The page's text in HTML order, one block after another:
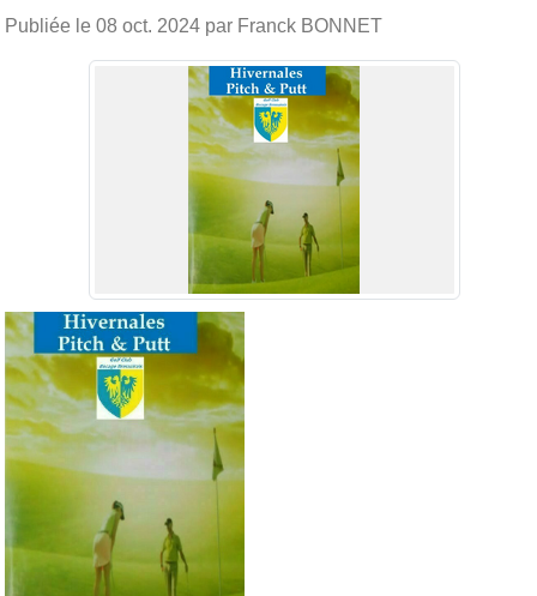
Publiée le 08 oct. 2024 par Franck BONNET